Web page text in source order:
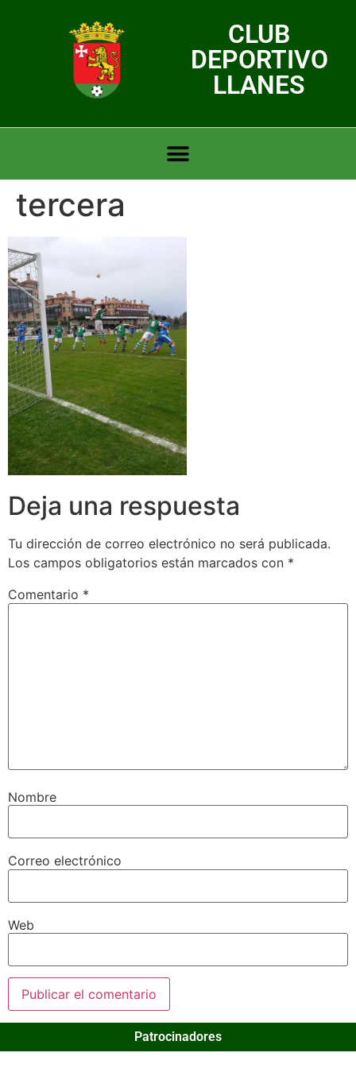
CLUB
DEPORTIVO
LLANES
tercera
Deja una respuesta
Tu dirección de correo electrónico no será publicada.
Los campos obligatorios están marcados con *
Comentario *
Nombre
Correo electrónico
Web
Patrocinadores